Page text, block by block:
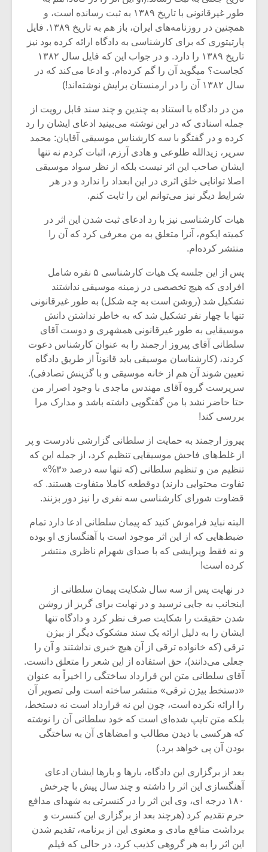
طور غیرقانونی با تاریخ ۱۳۸۹ به ثبت رسانده است، و
همچنین در روزنامه‌های ایران، باز هم به تاریخ ۱۳۸۹. فایل
پارتیتوری که برای کارشناسی به دادگاه ارائه کرده بود نیز
تاریخ ۱۳۸۹ را دارد. و در جواب این که فایل سال ۱۳۸۲
کجاست؟ میگوید آن را گم کرده‌ام. و ادعا می‌کند که در
سال ۱۳۸۲ آن را در ارمنستان برایش نوشته‌اند!)
من در دادگاه با استناد به چندین و چند سند قابل رویت از
جمله اسنادی که در این نوشته می‌بینید ادعای ایشان را رد
کرده و در گفتگو با سه کارشناس موسیقی آقایان: محمد
سریر، زیدالله طلوعی و هادی آرزم، اثبات کردم نه تنها
ایشان صاحب این اثر نیست بلکه از نظر سواد موسیقی
اصلا توانایی خلق اثری در این ابعداد را ندارد و در هر
شرایط دیگر نیز می‌توانم این را ثابت کنم.
هیات کارشناسی نیز با رد ادعای ثبت شدن این اثر در
کمیته ایکوم، آنرا متعلق به من معرفی کرد که آن را
منتشر کرده‌ام.
پس از این جلسه یک هیات کارشناسی ۵ نفره شامل
افرادی که هیچ تخصصی در زمینه موسیقی نداشتند
تشکیل شد (روشن است به چه شکل) به طور غیرقانونی
تنها با چهار نفر تشکیل شد که به خاطر نداشتن دانش
موسیقایی به طور غیرقانونی همشهری و دوست آقای
سلطانی آقای پیروز ارجمند را به عنوان کارشناس دعوت
کردند، (کارشناسان موسیقی باید قانوناً از طریق دادگاه
تعیین شوند آن هم از خانه موسیقی و با گزینش تصادفی).
سرپرست گروه آقای مهندس ماجدی با وجود اصرار من
حتا حاضر نشد با من گفتگویی داشته باشد و مدارک مرا
بررسی کند!
پیروز ارجمند به حمایت از سلطانی گزارشی نادرست و پر
از غلط‌های فاحش موسیقایی تنظیم کرد، از جمله این که
تنظیم من و تنظیم سلطانی (که تنها سه درصد «۳%»
تفاوت محتوایی دارند) دوقطعه کاملا متفاوت هستند. که
قضاوت شورای کارشناسی سه نفری را نیز دور بزنند.
البته نباید فراموش کنید که پیمان سلطانی ادعا دارد تمام
ضبط‌هایی که از این اثر موجود است با آهنگسازی او بوده
و نه فقط ویرایشی که با صدای شهرام ناظری منتشر
کرده است!
در نهایت پس از سه سال شکایت پیمان سلطانی از
اینجانب به جایی نرسید و در نهایت برای گریز از روشن
شدن حقیقت را شکایت صرف نظر کرد و دادگاه تنها
ایشان را به دلیل ارائه یک سند مشکوک دیگر از بیژن
ترقی (که خانواده ترقی از آن هیچ خبری نداشتند و آن را
جعلی می‌دانند)، حق استفاده از این شعر را متعلق دانست.
آقای سلطانی متن این قرارداد ساختگی را اخیراً به عنوان
«دستخط بیژن ترقی» منتشر ساخته است ولی تصویر آن
را ارائه نکرده است، چون این نه قرارداد است نه دستخط،
بلکه متن تایپ شده‌ای است که خود سلطانی آن را نوشته
که هرکسی با دیدن مطالب و امضاهای آن به ساختگی
بودن آن پی خواهد برد.)
بعد از برگزاری این دادگاه، بارها و بارها ایشان ادعای
آهنگسازی این اثر را داشته و چند سال پیش با چرخش
۱۸۰ درجه ای، وی این اثر را در کنسرتی به شهدای مدافع
حرم تقدیم کرد (هرچند بعد از برگزاری این کنسرت و
برداشت منافع مادی و معنوی این از برنامه، تقدیم شدن
این اثر را به هر گروهی کذیب کرد، در حالی که فیلم